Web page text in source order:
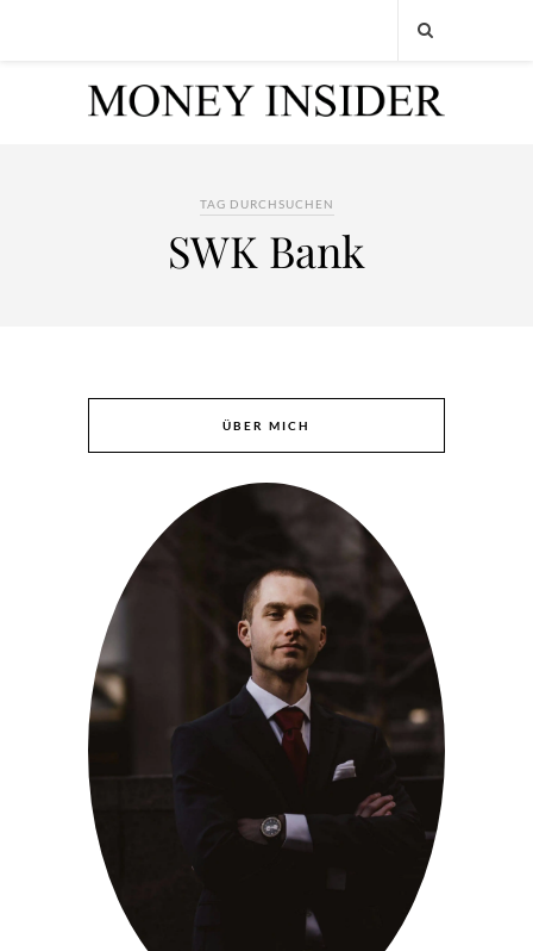
TAG DURCHSUCHEN
SWK Bank
ÜBER MICH